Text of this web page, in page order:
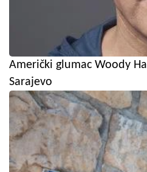
Američki glumac Woody
Sarajevo